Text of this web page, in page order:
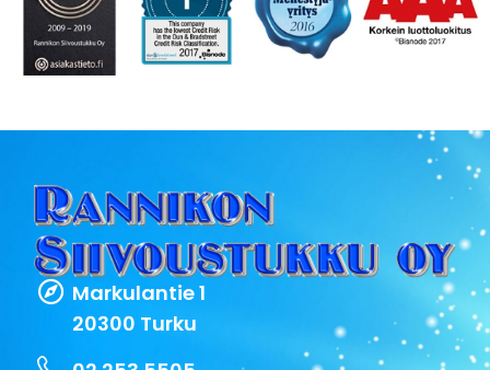
Markulantie 1
20300 Turku